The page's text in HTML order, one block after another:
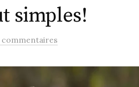
simples!
commentaires